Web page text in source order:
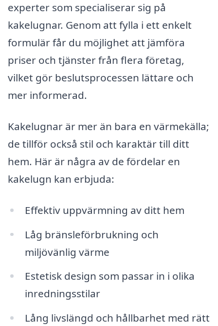
experter som specialiserar sig på
kakelugnar. Genom att fylla i ett enkelt
formulär får du möjlighet att jämföra
priser och tjänster från flera företag,
vilket gör beslutsprocessen lättare och
mer informerad.
Kakelugnar är mer än bara en värmekälla;
de tillför också stil och karaktär till ditt
hem. Här är några av de fördelar en
kakelugn kan erbjuda:
Effektiv uppvärmning av ditt hem
Låg bränsleförbrukning och
miljövänlig värme
Estetisk design som passar in i olika
inredningsstilar
Lång livslängd och hållbarhet med rätt